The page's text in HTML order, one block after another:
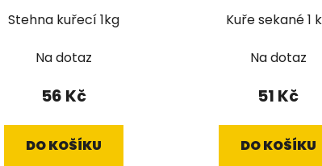
Stehna kuřecí 1kg
Na dotaz
56 Kč
DO KOŠÍKU
Kuře sekané 1
Na dotaz
51 Kč
DO KOŠÍKU